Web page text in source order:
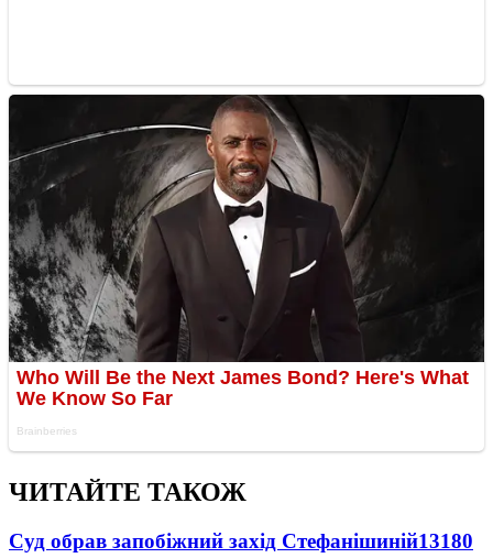
ЧИТАЙТЕ ТАКОЖ
Суд обрав запобіжний захід Стефанішиній13180